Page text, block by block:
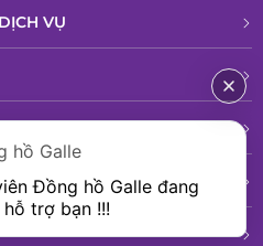
VỤ
hồ Galle
Đồng hồ Galle đang
hỗ trợ bạn !!!